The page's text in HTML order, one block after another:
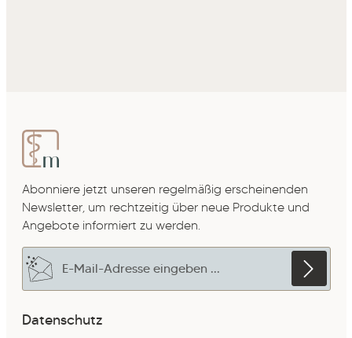
Abonniere jetzt unseren regelmäßig erscheinenden
Newsletter, um rechtzeitig über neue Produkte und
Angebote informiert zu werden.
E-Mail-Adresse*
Datenschutz